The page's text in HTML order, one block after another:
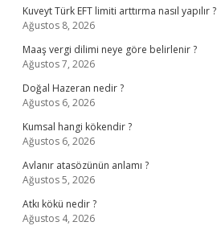
Kuveyt Türk EFT limiti arttırma nasıl yapılır ?
Ağustos 8, 2026
Maaş vergi dilimi neye göre belirlenir ?
Ağustos 7, 2026
Doğal Hazeran nedir ?
Ağustos 6, 2026
Kumsal hangi kökendir ?
Ağustos 6, 2026
Avlanır atasözünün anlamı ?
Ağustos 5, 2026
Atkı kökü nedir ?
Ağustos 4, 2026